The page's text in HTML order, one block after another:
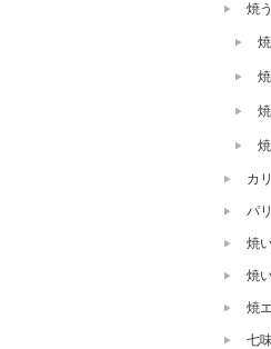
焼
カ
パ
焼
焼
焼
七